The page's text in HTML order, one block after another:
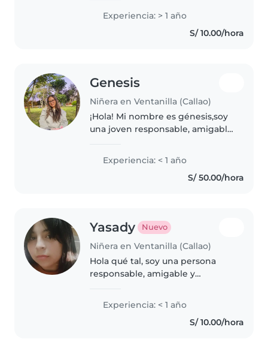
gran pasión por el desarrollo y
atención de los niños y
adolescentes que se pongan a..
Experiencia: > 1 año
S/ 10.00/hora
Genesis
Niñera en Ventanilla (Callao)
¡Hola! Mi nombre es génesis,soy
una joven responsable, amigable
dibujo, lectura, manualidades,
música y juegos. Tengo
experiencia cuidando niños en
Experiencia: < 1 año
S/ 50.00/hora
Yasady Nuevo
Niñera en Ventanilla (Callao)
Hola qué tal, soy una persona
responsable, amigable y
con la cual puedo divertirme
Experiencia: < 1 año
S/ 10.00/hora